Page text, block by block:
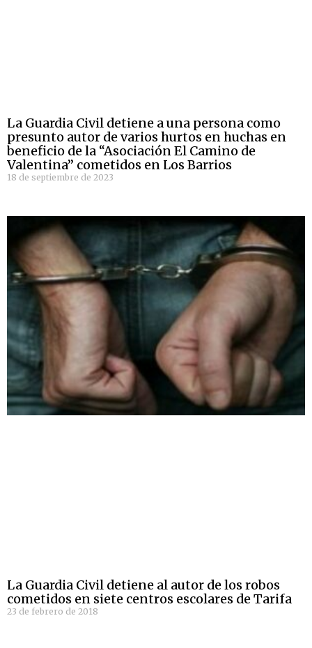
La Guardia Civil detiene a una persona como
presunto autor de varios hurtos en huchas en
beneficio de la “Asociación El Camino de
Valentina” cometidos en Los Barrios
18 de septiembre de 2023
La Guardia Civil detiene al autor de los robos
cometidos en siete centros escolares de Tarifa
23 de febrero de 2018